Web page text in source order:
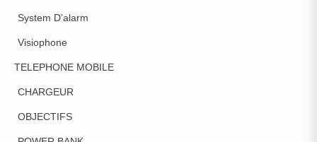
System D’alarm
Visiophone
TELEPHONE MOBILE
CHARGEUR
OBJECTIFS